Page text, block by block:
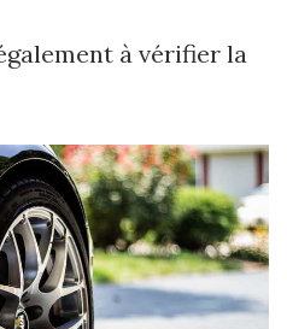
à vérifier la